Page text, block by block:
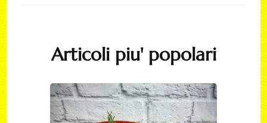
Articoli piu' popolari